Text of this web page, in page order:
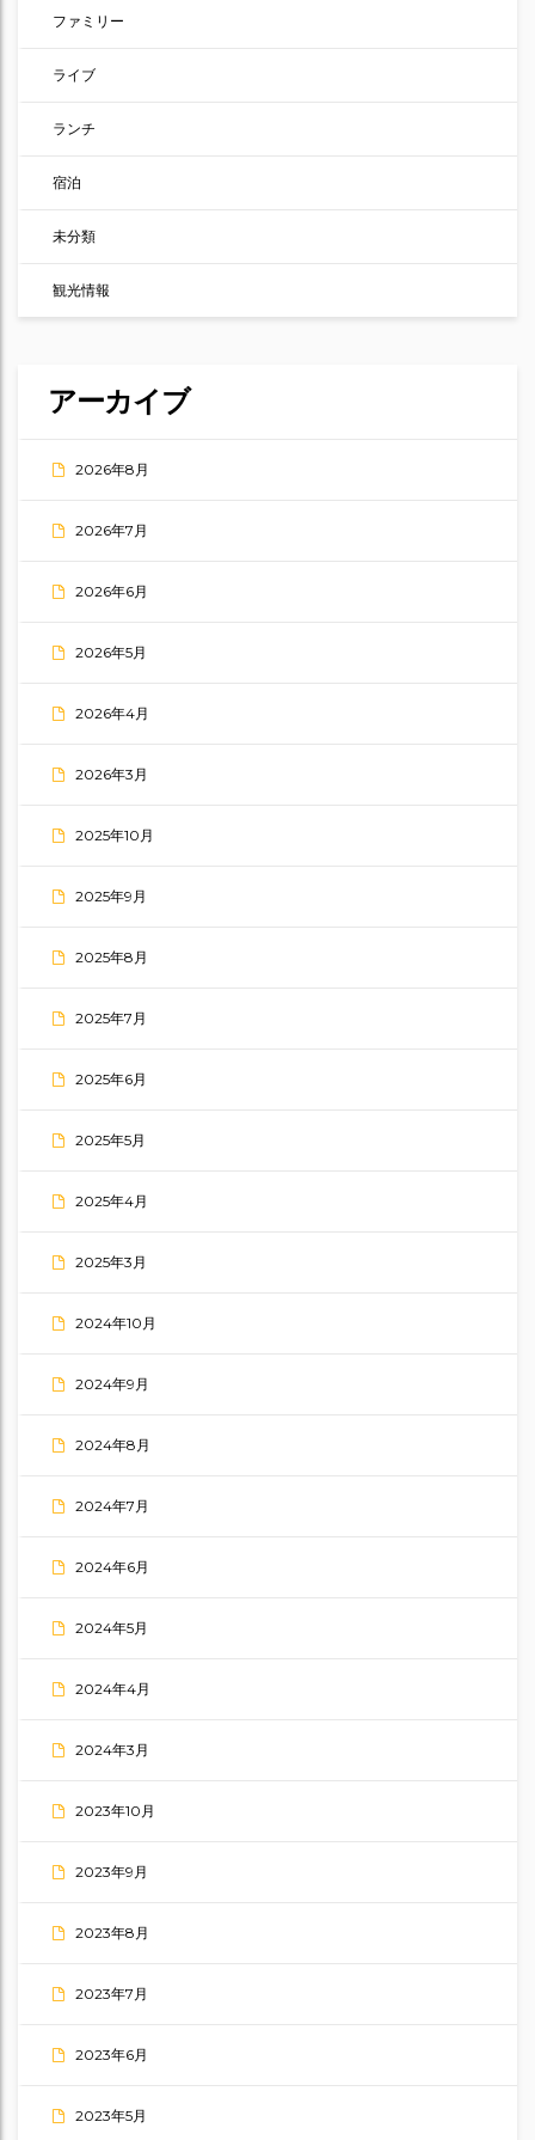
ファミリー
ライブ
ランチ
宿泊
未分類
観光情報
アーカイブ
2026年8月
2026年7月
2026年6月
2026年5月
2026年4月
2026年3月
2025年10月
2025年9月
2025年8月
2025年7月
2025年6月
2025年5月
2025年4月
2025年3月
2024年10月
2024年9月
2024年8月
2024年7月
2024年6月
2024年5月
2024年4月
2024年3月
2023年10月
2023年9月
2023年8月
2023年7月
2023年6月
2023年5月